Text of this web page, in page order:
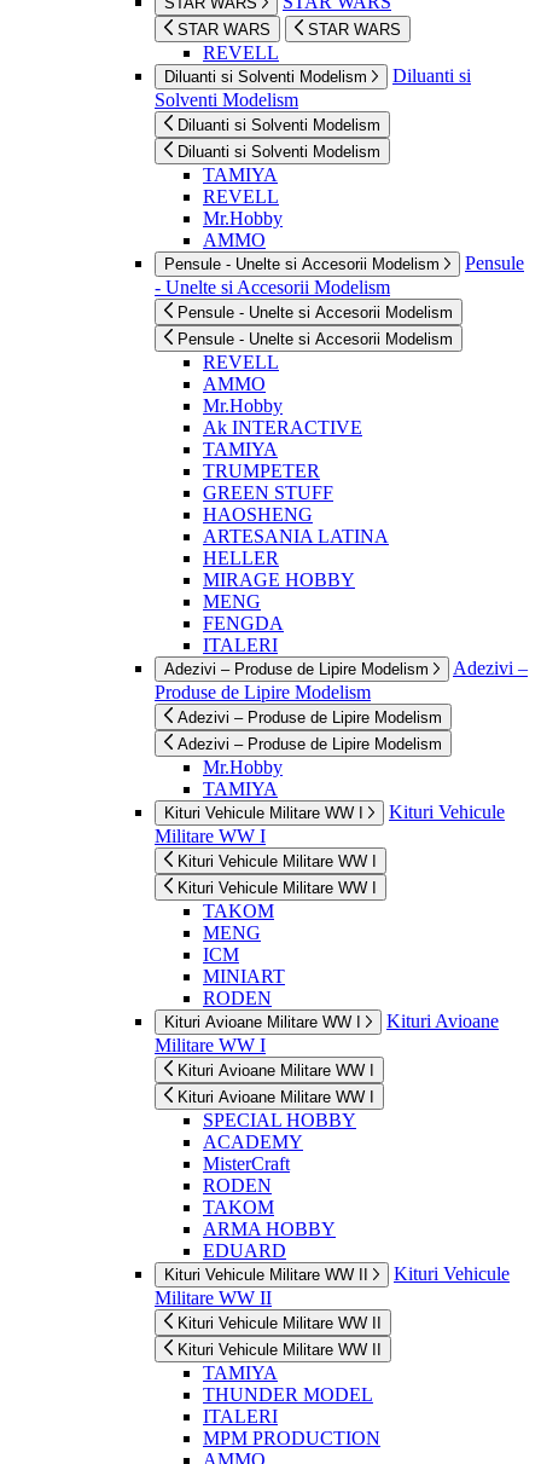
STAR WARS STAR WARS
REVELL
Diluanti si Solventi Modelism
Diluanti si
Solventi Modelism
Diluanti si Solventi Modelism
Diluanti si Solventi Modelism
TAMIYA
REVELL
Mr.Hobby
AMMO
Pensule - Unelte si Accesorii Modelism
Pensule
- Unelte si Accesorii Modelism
Pensule - Unelte si Accesorii Modelism
Pensule - Unelte si Accesorii Modelism
REVELL
AMMO
Mr.Hobby
Ak INTERACTIVE
TAMIYA
TRUMPETER
GREEN STUFF
HAOSHENG
ARTESANIA LATINA
HELLER
MIRAGE HOBBY
MENG
FENGDA
ITALERI
Adezivi – Produse de Lipire Modelism
Adezivi –
Produse de Lipire Modelism
Adezivi – Produse de Lipire Modelism
Adezivi – Produse de Lipire Modelism
Mr.Hobby
TAMIYA
Kituri Vehicule Militare WW I
Kituri Vehicule
Militare WW I
Kituri Vehicule Militare WW I
Kituri Vehicule Militare WW I
TAKOM
MENG
ICM
MINIART
RODEN
Kituri Avioane Militare WW I
Kituri Avioane
Militare WW I
Kituri Avioane Militare WW I
Kituri Avioane Militare WW I
SPECIAL HOBBY
ACADEMY
MisterCraft
RODEN
TAKOM
ARMA HOBBY
EDUARD
Kituri Vehicule Militare WW II
Kituri Vehicule
Militare WW II
Kituri Vehicule Militare WW II
Kituri Vehicule Militare WW II
TAMIYA
THUNDER MODEL
ITALERI
MPM PRODUCTION